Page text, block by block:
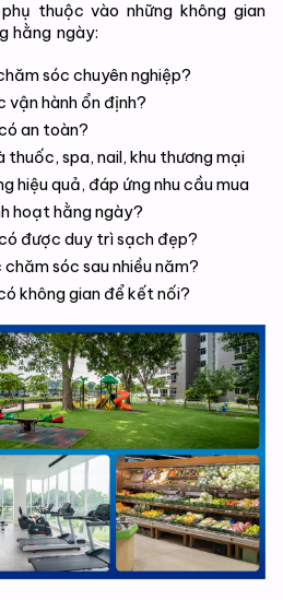
thuộc vào những không gian
hằng ngày:
sóc chuyên nghiệp?
vận hành ổn định?
an toàn?
thuốc, spa, nail, khu thương mại
hiệu quả, đáp ứng nhu cầu mua
hoạt hằng ngày?
được duy trì sạch đẹp?
sóc sau nhiều năm?
không gian để kết nối?